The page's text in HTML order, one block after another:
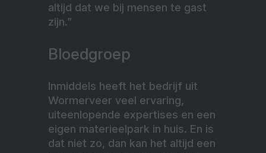
altijd dat we bij mensen te gast
zijn.”
Bloedgroep
Inmiddels heeft het bedrijf uit
Wormerveer veel ervaring,
uiteenlopende expertises en een
eigen materieelpark in huis. En is
dat niet zo, dan kan het altijd een